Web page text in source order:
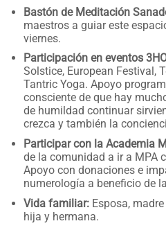
Bastón de Meditación
maestros a guiar este
viernes.
Participación en eventos
Solstice, European Festival,
Tantric Yoga. Apoyo
consciente de que hay
de humildad continuar
crezca y también la
Participar con la Academia
de la comunidad a ir a MPA
Apoyo con donaciones e
numerología a beneficio de
Vida familiar: Esposa,
hija y hermana.